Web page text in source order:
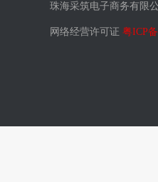
珠海采筑电子商务有限
网络经营许可证 粤ICP